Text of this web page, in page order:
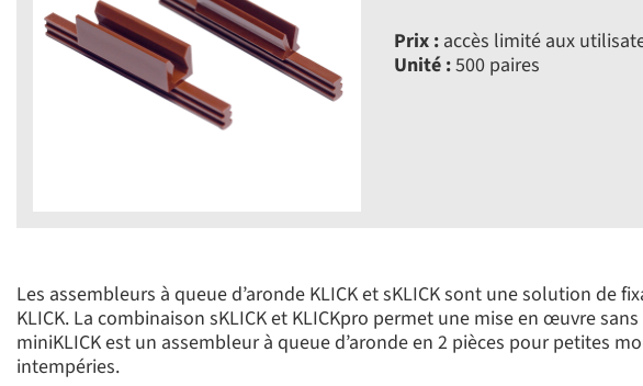
Prix :accès limité aux
Unité :500 paires
Les assembleurs à queue d’aronde KLICK et sKLICK sont une solution de
KLICK. La combinaison sKLICK et KLICKpro permet une mise en œuvre
miniKLICK est un assembleur à queue d’aronde en 2 pièces pour petites
intempéries.